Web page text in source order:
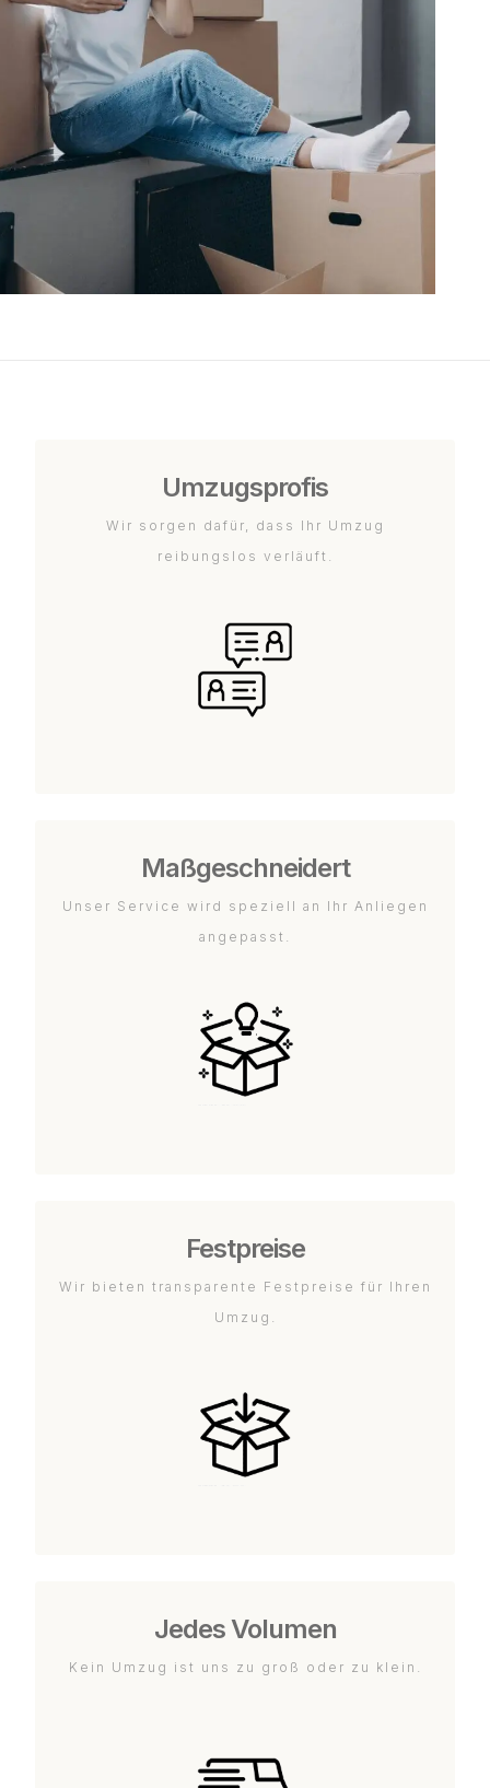
Umzugsprofis
Wir sorgen dafür, dass Ihr Umzug
reibungslos verläuft.
Maßgeschneidert
Unser Service wird speziell an Ihr Anliegen
angepasst.
Festpreise
Wir bieten transparente Festpreise für Ihren
Umzug.
Jedes Volumen
Kein Umzug ist uns zu groß oder zu klein.